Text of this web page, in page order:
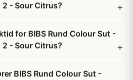
2 - Sour Citrus?
for BIBS Rund Colour Sut -
2 - Sour Citrus?
BIBS Rund Colour Sut -